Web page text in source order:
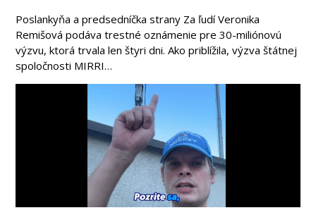
Poslankyňa a predsedníčka strany Za ľudí Veronika
Remišová podáva trestné oznámenie pre 30-miliónovú
výzvu, ktorá trvala len štyri dni. Ako priblížila, výzva štátnej
spoločnosti MIRRI…